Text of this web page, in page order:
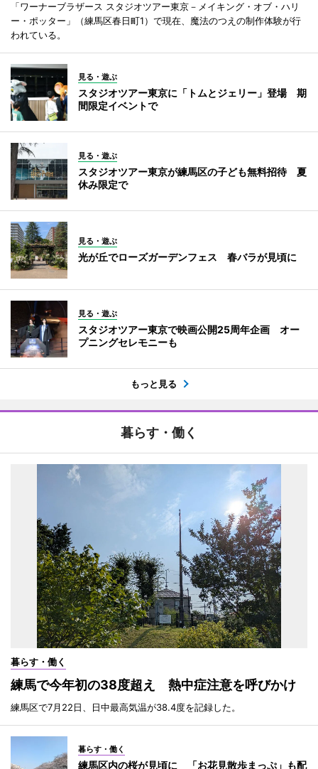
「ワーナーブラザース スタジオツアー東京－メイキング・オブ・ハリ
ー・ポッター」（練馬区春日町1）で現在、魔法のつえの制作体験が行
われている。
見る・遊ぶ
スタジオツアー東京に「トムとジェリー」登場 期
間限定イベントで
見る・遊ぶ
スタジオツアー東京が練馬区の子ども無料招待 夏
休み限定で
見る・遊ぶ
光が丘でローズガーデンフェス 春バラが見頃に
見る・遊ぶ
スタジオツアー東京で映画公開25周年企画 オー
プニングセレモニーも
もっと見る
暮らす・働く
暮らす・働く
練馬で今年初の38度超え 熱中症注意を呼びかけ
練馬区で7月22日、日中最高気温が38.4度を記録した。
暮らす・働く
練馬区内の桜が見頃に 「お花見散歩まっぷ」も配